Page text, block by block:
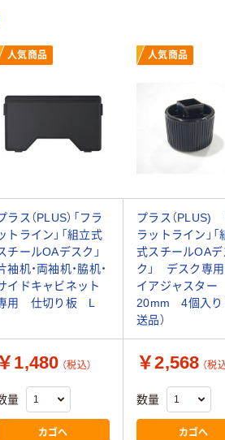
人気商品 人気商品
ラス（PLUS）「フラ
トライン」「組立式
チールOAデスク」
袖机・両袖机・脇机・
イドキャビネット
用 仕切り板 L
プラス（PLUS)
ラットライン」「
式スチールOAデ
ク」 デスク専
イアジャスター
20mm 4個入り
送品）
1,480 （税込）
量
カゴへ
￥2,568 （税
数量
カゴへ